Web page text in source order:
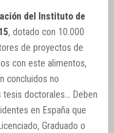
del Instituto de
, dotado con 10.000
de proyectos de
con este alimentos,
concluidos no
tesis doctorales… Deben
en España que
Graduado o